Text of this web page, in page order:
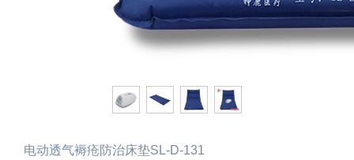
电动透气褥疮防治床垫SL-D-131